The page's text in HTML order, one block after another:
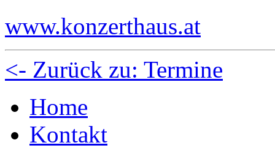
www.konzerthaus.at
<- Zurück zu: Termine
Home
Kontakt